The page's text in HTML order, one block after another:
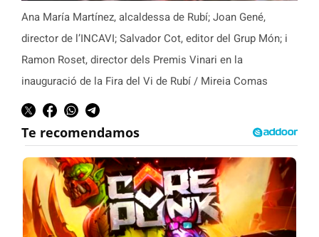
Ana María Martínez, alcaldessa de Rubí; Joan Gené,
director de l’INCAVI; Salvador Cot, editor del Grup Món; i
Ramon Roset, director dels Premis Vinari en la
inauguració de la Fira del Vi de Rubí / Mireia Comas